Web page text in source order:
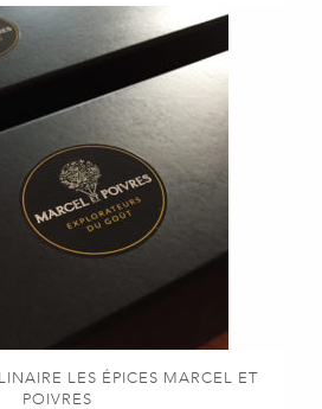
LES ÉPICES MARCEL ET
POIVRES